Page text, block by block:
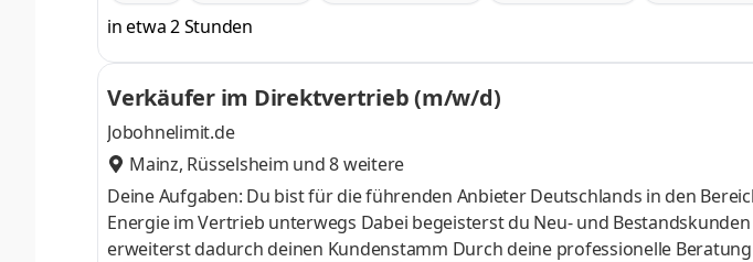
und zu glänzen.
in etwa 2 Stunden
Verkäufer im Direktvertrieb (m/w/d)
Jobohnelimit.de
Mainz, Rüsselsheim und 8 weitere
Deine Aufgaben: Du bist für die führenden Anbieter Deutschlands in den
Energie im Vertrieb unterwegs Dabei begeisterst du Neu- und Bestandskunden von Premium Produkten und
erweiterst dadurch deinen Kundenstamm Durch deine professionelle Beratung zauberst du deinen Kunden ein